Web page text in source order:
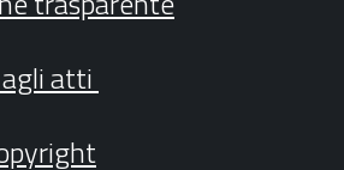
atti